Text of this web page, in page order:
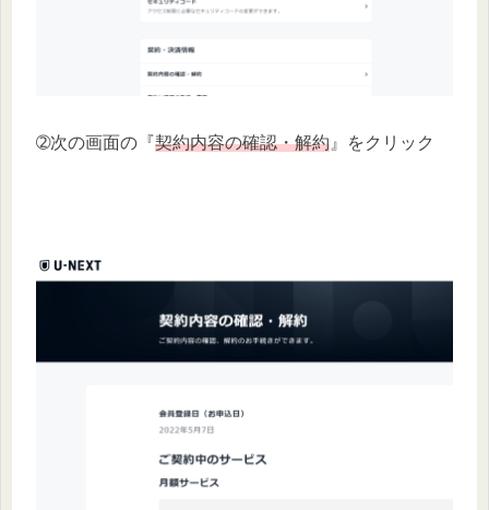
➁次の画面の『契約内容の確認・解約 』をクリック